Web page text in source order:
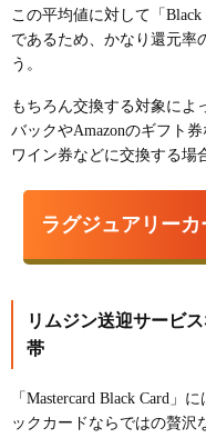
この平均値に対して 「
であるため、かなり還元率
う。
もちろん交換する対象によ
バックやAmazonのギフト
ワイン券などに交換する場
ラグジュアリー
リムジン送迎サービ
帯
「Mastercard Black Card」
ックカードならではの贅沢